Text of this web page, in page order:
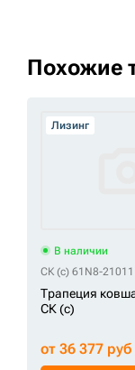
Похожие
Лизинг
В наличии
СК (c) 61N8-21011
Трапеция
СК (c)
от 36 377 руб